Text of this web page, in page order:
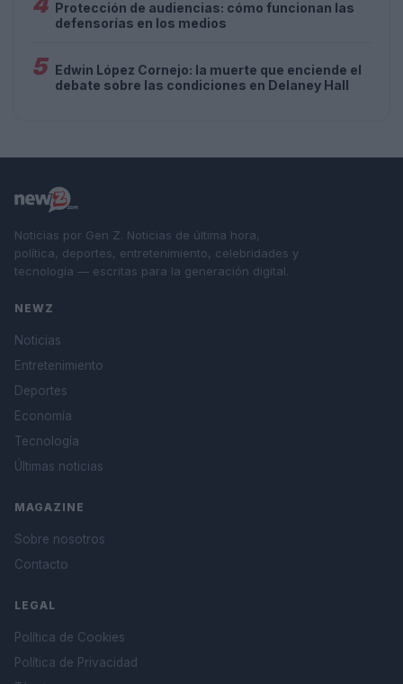
Protección de audiencias: cómo funcionan las
defensorías en los medios
5 Edwin López Cornejo: la muerte que enciende el
debate sobre las condiciones en Delaney Hall
Noticias por Gen Z. Noticias de última hora,
política, deportes, entretenimiento, celebridades y
tecnología — escritas para la generación digital.
NEWZ
Noticias
Entretenimiento
Deportes
Economía
Tecnología
Últimas noticias
MAGAZINE
Sobre nosotros
Contacto
LEGAL
Política de Cookies
Política de Privacidad